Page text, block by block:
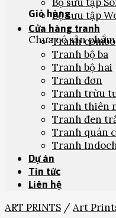
Giỏ hàng
Chưa có sản
Bộ sưu tập
Cửa hàng tranh
Tranh combo
Tranh bộ ba
Tranh bộ hai
Tranh đơn
Tranh trừu
Tranh thiên
Tranh đen
Tranh quán
Tranh
Dự án
Tin tức
Liên hệ
ART PRINTS / Art